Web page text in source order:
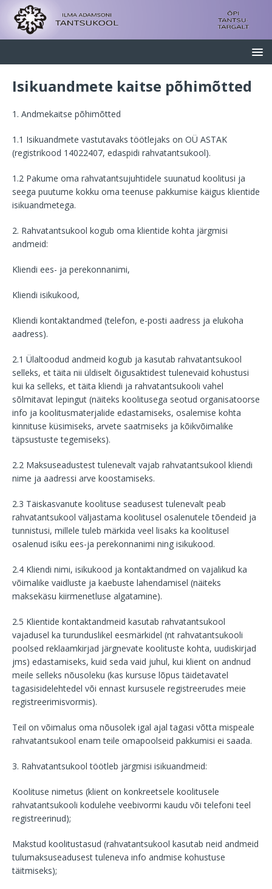
Isikuandmete kaitse põhimõtted
1. Andmekaitse põhimõtted
1.1 Isikuandmete vastutavaks töötlejaks on OÜ ASTAK
(registrikood 14022407, edaspidi rahvatantsukool).
1.2 Pakume oma rahvatantsujuhtidele suunatud koolitusi ja
seega puutume kokku oma teenuse pakkumise käigus klientide
isikuandmetega.
2. Rahvatantsukool kogub oma klientide kohta järgmisi
andmeid:
Kliendi ees- ja perekonnanimi,
Kliendi isikukood,
Kliendi kontaktandmed (telefon, e-posti aadress ja elukoha
aadress).
2.1 Ülaltoodud andmeid kogub ja kasutab rahvatantsukool
selleks, et täita nii üldiselt õigusaktidest tulenevaid kohustusi
kui ka selleks, et täita kliendi ja rahvatantsukooli vahel
sõlmitavat lepingut (näiteks koolitusega seotud organisatoorse
info ja koolitusmaterjalide edastamiseks, osalemise kohta
kinnituse küsimiseks, arvete saatmiseks ja kõikvõimalike
täpsustuste tegemiseks).
2.2 Maksuseadustest tulenevalt vajab rahvatantsukool kliendi
nime ja aadressi arve koostamiseks.
2.3 Täiskasvanute koolituse seadusest tulenevalt peab
rahvatantsukool väljastama koolitusel osalenutele tõendeid ja
tunnistusi, millele tuleb märkida veel lisaks ka koolitusel
osalenud isiku ees-ja perekonnanimi ning isikukood.
2.4 Kliendi nimi, isikukood ja kontaktandmed on vajalikud ka
võimalike vaidluste ja kaebuste lahendamisel (näiteks
maksekäsu kiirmenetluse algatamine).
2.5 Klientide kontaktandmeid kasutab rahvatantsukool
vajadusel ka turunduslikel eesmärkidel (nt rahvatantsukooli
poolsed reklaamkirjad järgnevate koolituste kohta, uudiskirjad
jms) edastamiseks, kuid seda vaid juhul, kui klient on andnud
meile selleks nõusoleku (kas kursuse lõpus täidetavatel
tagasisidelehtedel või ennast kursusele registreerudes meie
registreerimisvormis).
Teil on võimalus oma nõusolek igal ajal tagasi võtta mispeale
rahvatantsukool enam teile omapoolseid pakkumisi ei saada.
3. Rahvatantsukool töötleb järgmisi isikuandmeid:
Koolituse nimetus (klient on konkreetsele koolitusele
rahvatantsukooli kodulehe veebivormi kaudu või telefoni teel
registreerinud);
Makstud koolitustasud (rahvatantsukool kasutab neid andmeid
tulumaksuseadusest tuleneva info andmise kohustuse
täitmiseks);